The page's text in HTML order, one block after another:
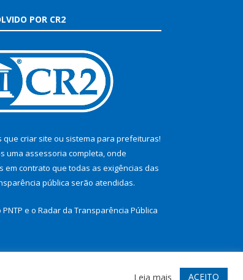
POR CR2
que criar site ou sistema para prefeituras!
uma assessoria completa, onde
em contrato que todas as exigências das
pública serão atendidas.
PNTP e o Radar da Transparência Pública
Acessar Webmail
Leia mais ACEITO